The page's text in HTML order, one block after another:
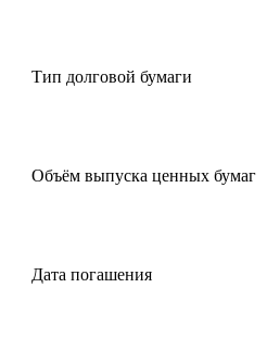
Тип долговой бумаги
Объём выпуска ценных бумаг
Дата погашения